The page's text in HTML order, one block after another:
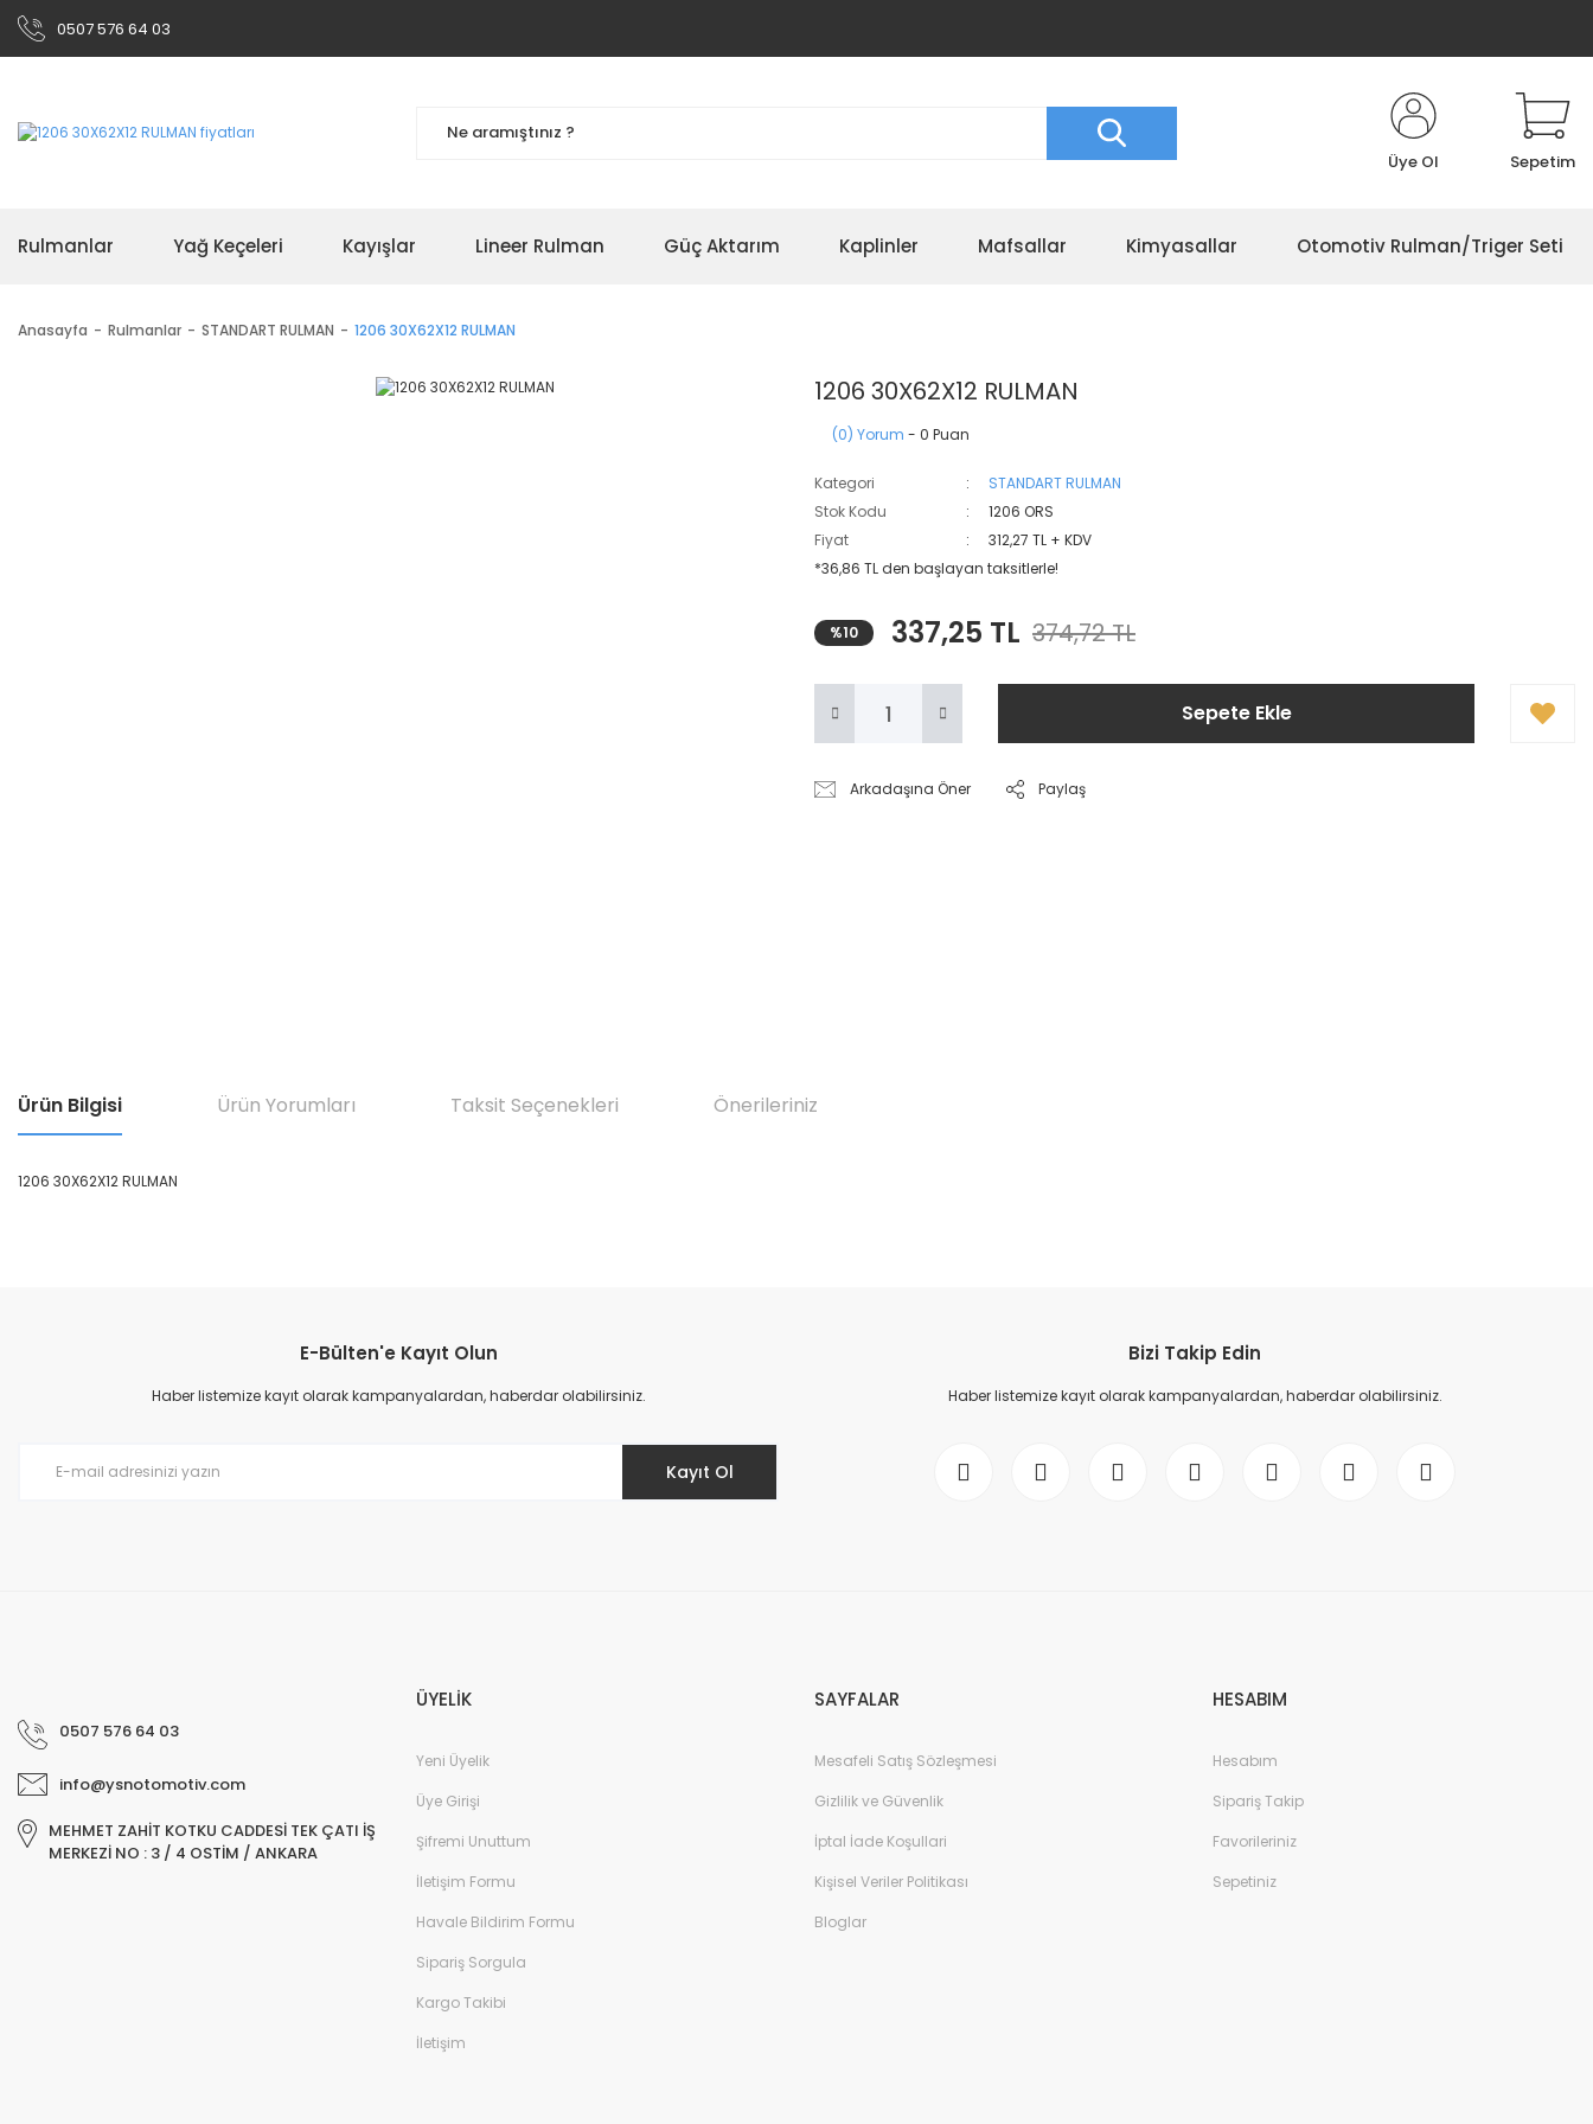
0507 576 64 03
Üye Ol Sepetim
Rulmanlar Yağ Keçeleri Kayışlar Lineer Rulman Güç Aktarım Kaplinler Mafsallar Kimyasallar Otomotiv Rulman/Triger Seti
Anasayfa Rulmanlar STANDART RULMAN 1206 30X62X12 RULMAN
1206 30X62X12 RULMAN
(0) Yorum - 0 Puan
Kategori
STANDART RULMAN
Stok Kodu
1206 ORS
Fiyat
312,27 TL + KDV
*36,86 TL den başlayan taksitlerle!
%10 337,25 TL 374,72 TL
Sepete Ekle
Arkadaşına Öner Paylaş
Ürün Bilgisi Ürün Yorumları Taksit Seçenekleri Önerileriniz
1206 30X62X12 RULMAN
Ürün resmi kalitesiz, bozuk veya görüntülenemiyor.
Ürün açıklamasında eksik bilgiler bulunuyor.
E-Bülten'e Kayıt Olun
Haber listemize kayıt olarak kampanyalardan, haberdar olabilirsiniz.
Kayıt Ol
Bizi Takip Edin
Haber listemize kayıt olarak kampanyalardan, haberdar olabilirsiniz.
0507 576 64 03
info@ysnotomotiv.com
MEHMET ZAHİT KOTKU CADDESİ TEK ÇATI İŞ
MERKEZİ NO : 3 / 4 OSTİM / ANKARA
ÜYELİK
Yeni Üyelik
Üye Girişi
Şifremi Unuttum
İletişim Formu
Havale Bildirim Formu
Sipariş Sorgula
Kargo Takibi
İletişim
SAYFALAR
Mesafeli Satış Sözleşmesi
Gizlilik ve Güvenlik
İptal İade Koşullari
Kişisel Veriler Politikası
Bloglar
HESABIM
Hesabım
Sipariş Takip
Favorileriniz
Sepetiniz